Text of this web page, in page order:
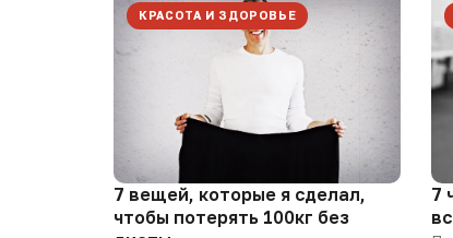
КРАСОТА И ЗДОРОВЬЕ
7 вещей, которые я сделал,
чтобы потерять 100кг без
7